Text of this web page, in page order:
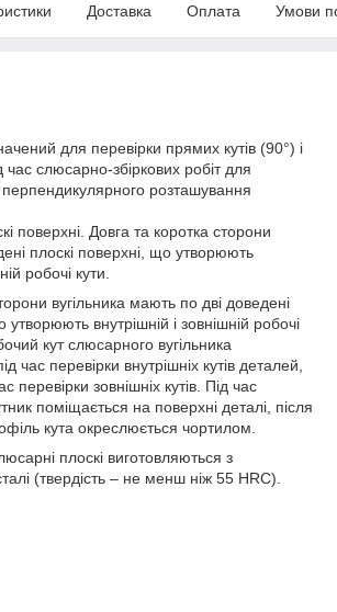
Доставка Оплата Умови
для перевірки прямих кутів (90°) і
час слюсарно-збіркових робіт для
розташування
поверхні. Довга та коротка сторони
плоскі поверхні, що утворюють
робочі кути.
вугільника мають по дві доведені
утворюють внутрішній і зовнішній робочі
кут слюсарного вугільника
час перевірки внутрішніх кутів деталей,
перевірки зовнішніх кутів. Під час
поміщається на поверхні деталі, після
кута окреслюється чортилом.
плоскі виготовляються з
(твердість – не менш ніж 55 HRC).